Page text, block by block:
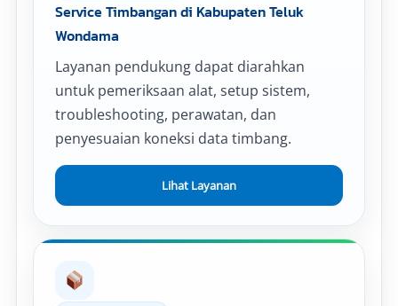
Service Timbangan di Kabupaten Teluk
Wondama
Layanan pendukung dapat diarahkan
untuk pemeriksaan alat, setup sistem,
troubleshooting, perawatan, dan
penyesuaian koneksi data timbang.
Lihat Layanan